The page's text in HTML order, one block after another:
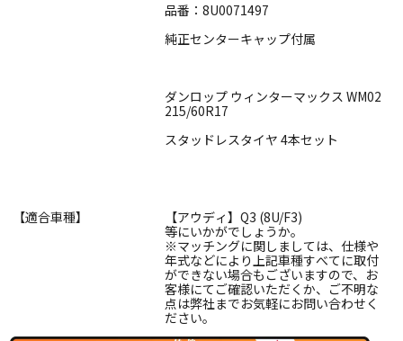
品番：8U0071497
純正センターキャップ付属
ダンロップ ウィンターマックス WM02
215/60R17
スタッドレスタイヤ 4本セット
【適合車種】
【アウディ】Q3 (8U/F3)
等にいかがでしょうか。
※マッチングに関しましては、仕様や
年式などにより上記車種すべてに取付
ができない場合もございますので、お
客様にてご確認いただくか、ご不明な
点は弊社までお気軽にお問い合わせく
ださい。